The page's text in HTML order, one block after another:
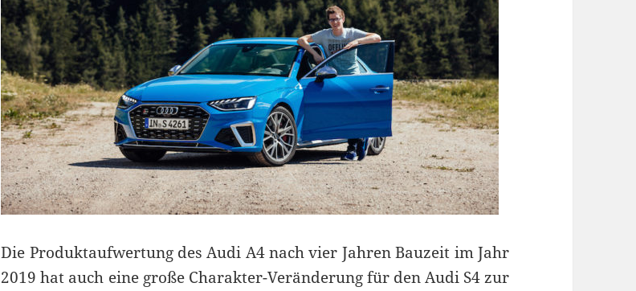
Die Produktaufwertung des Audi A4 nach vier Jahren Bauzeit im Jahr
2019 hat auch eine große Charakter-Veränderung für den Audi S4 zur